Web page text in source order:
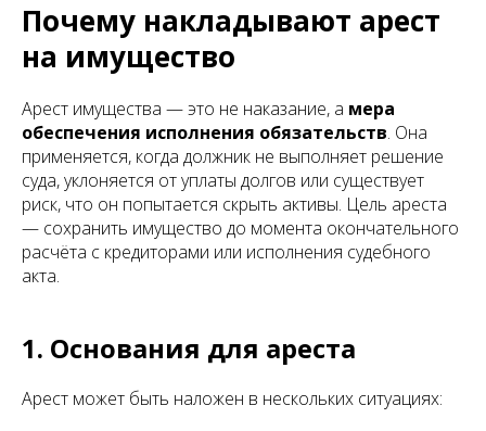
Почему накладывают арест
на имущество
Арест имущества — это не наказание, а мера
обеспечения исполнения обязательств. Она
применяется, когда должник не выполняет решение
суда, уклоняется от уплаты долгов или существует
риск, что он попытается скрыть активы. Цель ареста
— сохранить имущество до момента окончательного
расчёта с кредиторами или исполнения судебного
акта.
1. Основания для ареста
Арест может быть наложен в нескольких ситуациях: